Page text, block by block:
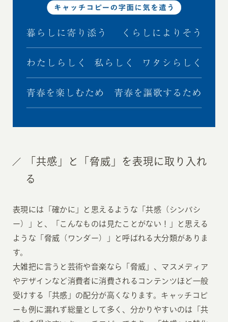
「共感」と「脅威」を表現に取り入れ
る
表現には「確かに」と思えるような「共感（シンパシ
ー）」と、「こんなものは見たことがない！」と思える
ような「脅威（ワンダー）」と呼ばれる大分類がありま
す。
大雑把に言うと芸術や音楽なら「脅威」、マスメディア
やデザインなど消費者に消費されるコンテンツほど一般
受けする「共感」の配分が高くなります。キャッチコピ
ーも例に漏れず総量として多く、分かりやすいのは「共